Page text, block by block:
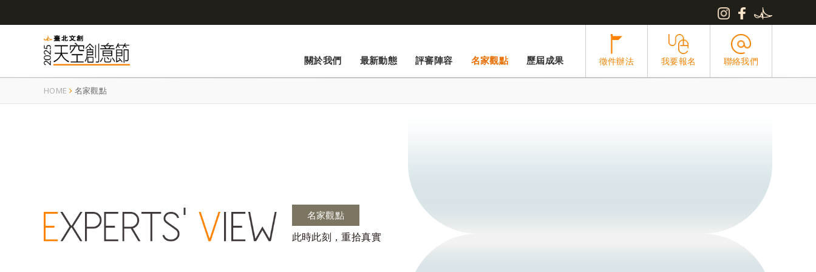
關於我們 最新動態 評審陣容 名家觀點 歷屆成果 徵件辦法 我要報名 聯絡我們
HOME 名家觀點
名家觀點
此時此刻，重拾真實